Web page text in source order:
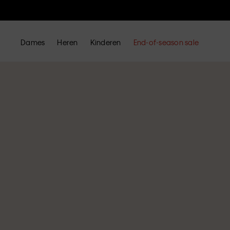
Dames Heren Kinderen End-of-season sale